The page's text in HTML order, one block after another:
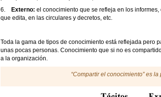
6.
Externo: el conocimiento que se refleja en los
que edita, en las circulares y decretos, etc.
Toda la gama de tipos de conocimiento está reflejada pero
unas pocas personas. Conocimiento que si no es
a la organización.
“Compartir el conocimiento” es